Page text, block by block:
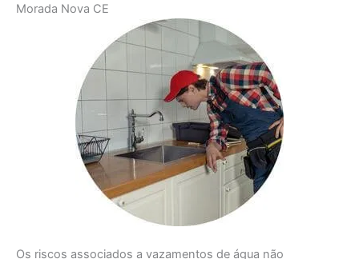
Morada Nova CE
Os riscos associados a vazamentos de água não